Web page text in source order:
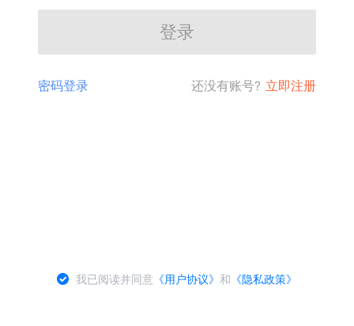
登录
密码登录 还没有账号? 立即注册
我已阅读并同意 《用户协议》和 《隐私政策》